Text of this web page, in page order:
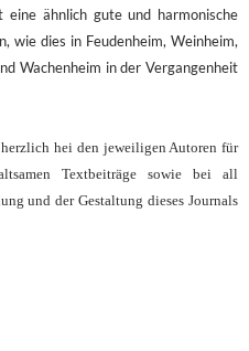
ähnlich gute und harmonische
wie dies in Feudenheim, Weinheim,
Wachenheim in der Vergangenheit
hei den jeweiligen Autoren für
Textbeiträge sowie bei all
und der Gestaltung dieses Journals